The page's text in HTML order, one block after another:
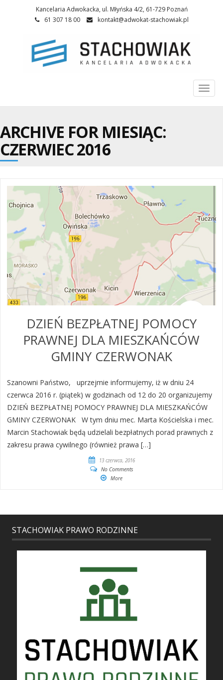
Kancelaria Adwokacka, ul. Młyńska 4/2, 61-729 Poznań
61 307 18 00
kontakt@adwokat-stachowiak.pl
ARCHIVE FOR MIESIĄC:
CZERWIEC 2016
DZIEŃ BEZPŁATNEJ POMOCY
PRAWNEJ DLA MIESZKAŃCÓW
GMINY CZERWONAK
Szanowni Państwo, uprzejmie informujemy, iż w dniu 24
czerwca 2016 r. (piątek) w godzinach od 12 do 20 organizujemy
DZIEŃ BEZPŁATNEJ POMOCY PRAWNEJ DLA MIESZKAŃCÓW
GMINY CZERWONAK W tym dniu mec. Marta Kościelska i mec.
Marcin Stachowiak będą udzielali bezpłatnych porad prawnych z
zakresu prawa cywilnego (również prawa […]
13 czerwca, 2016
No Comments
More
STACHOWIAK PRAWO RODZINNE